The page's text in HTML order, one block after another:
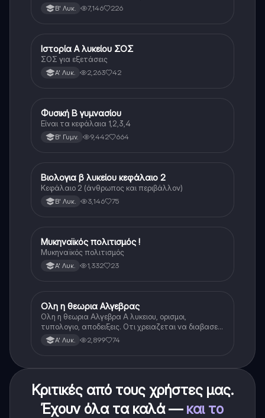
Β' Λυκ. 7,146 226
Ιστορία
Ιστορία Α λυκείου ΣΟΣ
ΣΟΣ για εξετάσεις
Α' Λυκ. 2,263 42
Φυσική
Φυσική Β γυμνασίου
Είναι τα κεφάλαια 1,2,3,4
Β' Γυμν. 9,442 664
Βιολογία
Βιολογια β λυκείου κεφάλαιο 2
Κεφάλαιο 2 (άνθρωπος και περιβάλλον)
Β' Λυκ. 3,146 75
Ιστορία
Μυκηναϊκός πολιτισμός !
Μυκηναϊκός πολιτισμός
Α' Λυκ. 1,332 23
Μαθηματικά
Ολη η θεωρια Αλγεβρας
Ολη η θεωρια Αλγεβρα Α λυκειου, ορισμοι,
τυπολογιο, αποδειξεις. Οτι χρειαζεται να διαβασεις
για το θεωρητικο κομματι της αλγεβρας.
Α' Λυκ. 2,899 74
Κριτικές από τους χρήστες μας.
Έχουν όλα τα καλά — και το